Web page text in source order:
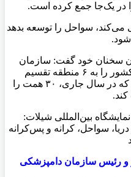
سواحل را توسعه بدهد
سخنان خود گفت: سازمان
شیلات برای رسیدن به اهداف‌اش، کشور را به ۶ منطقه تقسیم
کرده و چنان برنامه‌ریزی انجام داده که در سال جاری، ۳۰ همت را
و رئیس سازمان دامپزشکی